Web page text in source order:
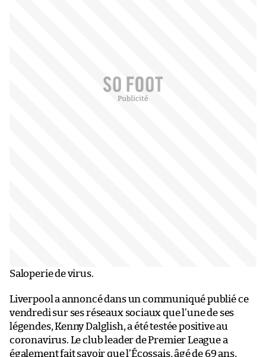
Saloperie de virus.
Liverpool a annoncé dans un communiqué publié ce
vendredi sur ses réseaux sociaux que l’une de ses
légendes, Kenny Dalglish, a été testée positive au
coronavirus. Le club leader de Premier League a
également fait savoir que l’Écossais, âgé de 69 ans,